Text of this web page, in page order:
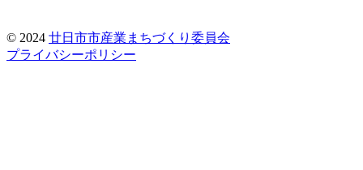
© 2024 廿日市市産業まちづくり委員会
プライバシーポリシー